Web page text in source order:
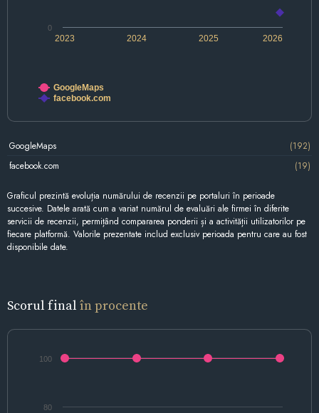
2024 2026
2023 2025
0
GoogleMaps
facebook.com
GoogleMaps
(192)
facebook.com
(19)
Graficul prezintă evoluția numărului de recenzii pe portaluri în perioade
succesive. Datele arată cum a variat numărul de evaluări ale firmei în diferite
servicii de recenzii, permițând compararea ponderii și a activității utilizatorilor pe
fiecare platformă. Valorile prezentate includ exclusiv perioada pentru care au fost
disponibile date.
Scorul final în procente
80
100